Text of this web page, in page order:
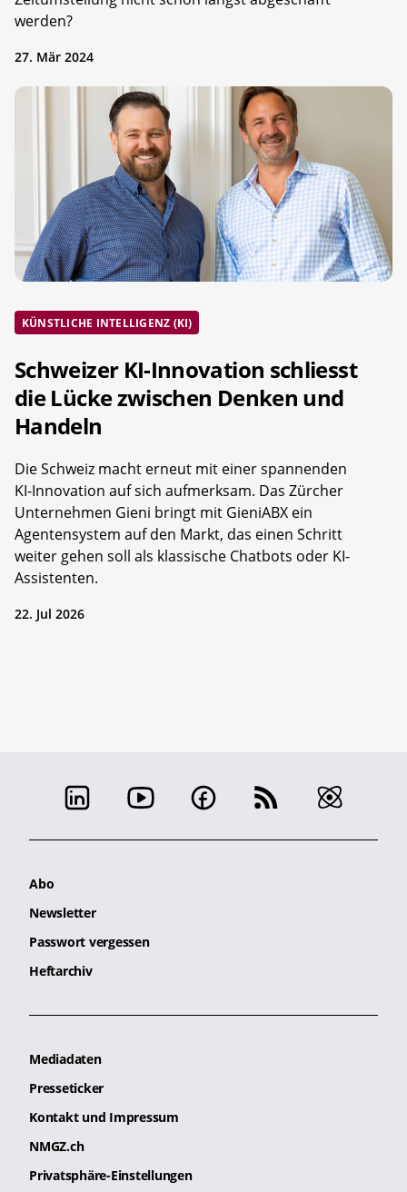
werden?
27. Mär 2024
KÜNSTLICHE INTELLIGENZ (KI)
Schweizer KI-Innovation schliesst
die Lücke zwischen Denken und
Handeln
Die Schweiz macht erneut mit einer spannenden
KI-Innovation auf sich aufmerksam. Das Zürcher
Unternehmen Gieni bringt mit GieniABX ein
Agentensystem auf den Markt, das einen Schritt
weiter gehen soll als klassische Chatbots oder KI-
Assistenten.
22. Jul 2026
Abo
Newsletter
Passwort vergessen
Heftarchiv
Mediadaten
Presseticker
Kontakt und Impressum
NMGZ.ch
Privatsphäre-Einstellungen